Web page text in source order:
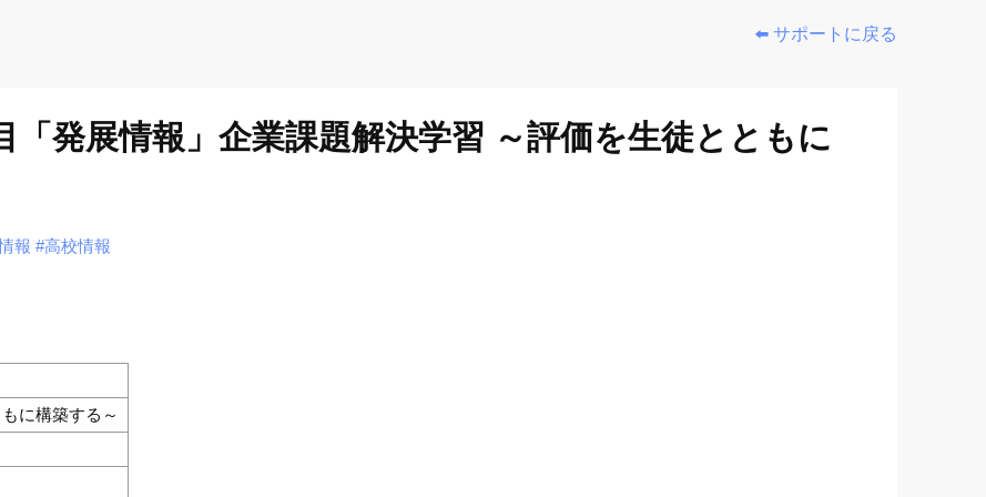
⬅️ サポートに戻る
発展情報」企業課題解決学習 ～評価を生徒とともに
報 #高校情報
に構築する～